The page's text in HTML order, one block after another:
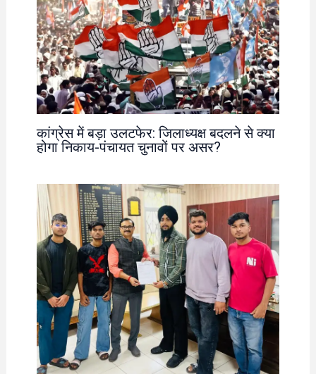
कांग्रेस में बड़ा उलटफेर: जिलाध्यक्ष बदलने से क्या
होगा निकाय-पंचायत चुनावों पर असर?